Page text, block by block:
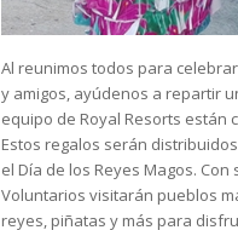
Al reunimos todos para
y amigos, ayúdenos a repartir
equipo de Royal Resorts están
Estos regalos serán
el Día de los Reyes Magos.
Voluntarios visitarán pueblos
reyes, piñatas y más para